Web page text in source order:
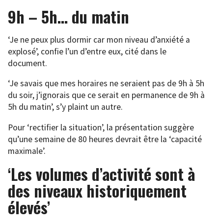
9h – 5h… du matin
‘Je ne peux plus dormir car mon niveau d’anxiété a
explosé’, confie l’un d’entre eux, cité dans le
document.
‘Je savais que mes horaires ne seraient pas de 9h à 5h
du soir, j’ignorais que ce serait en permanence de 9h à
5h du matin’, s’y plaint un autre.
Pour ‘rectifier la situation’, la présentation suggère
qu’une semaine de 80 heures devrait être la ‘capacité
maximale’.
‘Les volumes d’activité sont à
des niveaux historiquement
élevés’